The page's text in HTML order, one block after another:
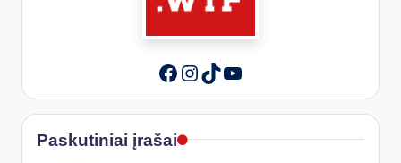
Facebook
Instagram
TikTokYouTube
Paskutiniai įrašai